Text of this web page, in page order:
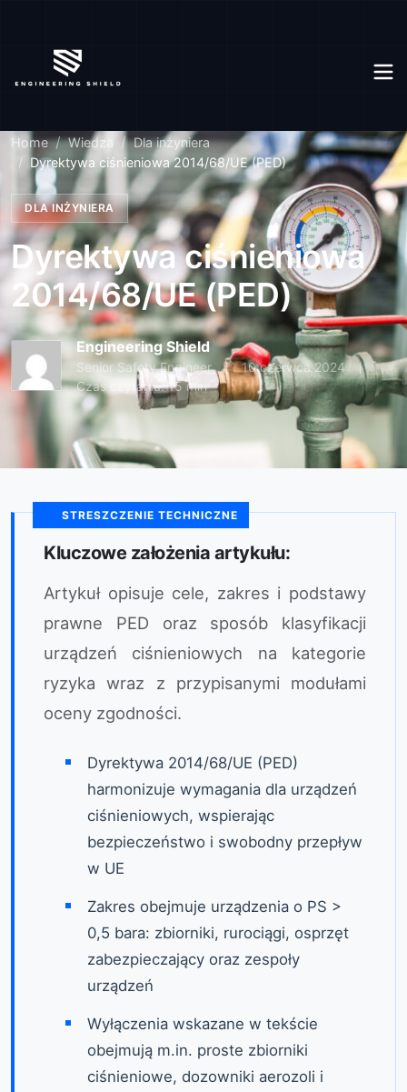
Home Wiedza
Dla inżyniera
Dyrektywa ciśnieniowa 2014/68/UE (PED)
DLA INŻYNIERA
Dyrektywa ciśnieniowa
2014/68/UE (PED)
Engineering Shield
Senior Safety Engineer
10 czerwca 2024
Czas czytania: 15 min
STRESZCZENIE TECHNICZNE
Kluczowe założenia artykułu:
Artykuł opisuje cele, zakres i podstawy
prawne PED oraz sposób klasyfikacji
urządzeń ciśnieniowych na kategorie
ryzyka wraz z przypisanymi modułami
oceny zgodności.
Dyrektywa 2014/68/UE (PED)
harmonizuje wymagania dla urządzeń
ciśnieniowych, wspierając
bezpieczeństwo i swobodny przepływ
w UE
Zakres obejmuje urządzenia o PS >
0,5 bara: zbiorniki, rurociągi, osprzęt
zabezpieczający oraz zespoły
urządzeń
Wyłączenia wskazane w tekście
obejmują m.in. proste zbiorniki
ciśnieniowe, dozowniki aerozoli i